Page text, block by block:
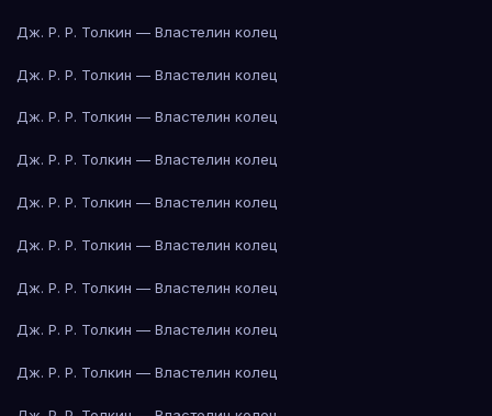
Дж. Р. Р. Толкин — Властелин колец
Дж. Р. Р. Толкин — Властелин колец
Дж. Р. Р. Толкин — Властелин колец
Дж. Р. Р. Толкин — Властелин колец
Дж. Р. Р. Толкин — Властелин колец
Дж. Р. Р. Толкин — Властелин колец
Дж. Р. Р. Толкин — Властелин колец
Дж. Р. Р. Толкин — Властелин колец
Дж. Р. Р. Толкин — Властелин колец